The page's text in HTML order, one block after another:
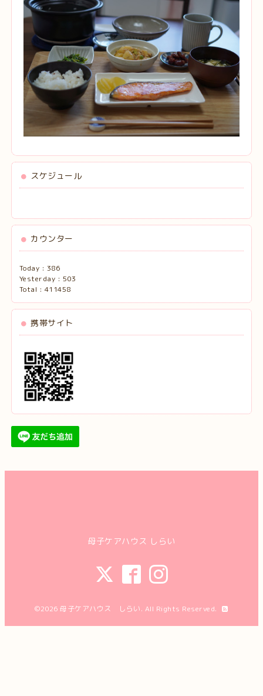
スケジュール
カウンター
Today : 386
Yesterday : 503
Total : 411458
携帯サイト
母子ケアハウス しらい
©2026母子ケアハウス しらい. All Rights Reserved.